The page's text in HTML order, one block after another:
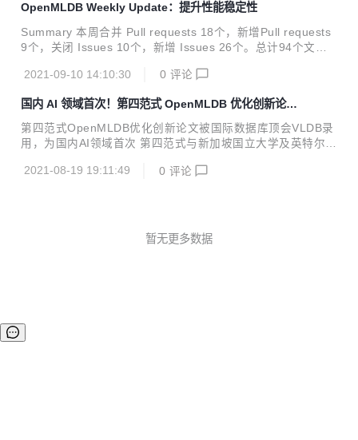
过构建开源开放生态、搭建软硬件开发环境、汇聚和孵化优秀
AI开源项目、鼓励开发者参与AI开源项目开发等方式，促进人
工智能领域的开源开放协同创新，推动人工智能产业健康快速
“开源开放、尊重创新”为原则，汇聚了鹏城实验室、北京智源
OpenMLDB Weekly Update：提升性能稳定性
Summary 本周合并 Pull requests 18个，新增Pull requests
9个，关闭 Issues 10个，新增 Issues 26个。总计94个文件
本v0.2.3。了解OpenMLDB Merged Pull Requests docs: ad
refactor: refact AppendEntries in log replicator#327 fix: sq
l and ns client des...
2021-09-10 14:10:30 0 评论
国内 AI 领域首次！第四范式 OpenMLDB 优化创新论文
被国际数据库顶会 VLDB 录用
第四范式OpenMLDB优化创新论文被国际数据库顶会VLDB录
用，为国内AI领域首次 第四范式与新加坡国立大学及英特尔的
据库OpenMLDB（Open Source Machine Learning Databa
认为数据管理与数据库领域的三大国际顶尖学术会议。 这是国
2021-08-19 19:11:49 0 评论
暂无更多数据